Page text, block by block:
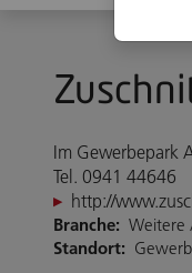
Im Gewerbepark
Tel. 0941 44646
http://
Branche: Weitere
Standort: